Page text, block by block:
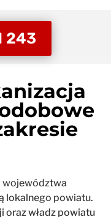
243
województwa
lokalnego powiatu.
oraz władz powiatu